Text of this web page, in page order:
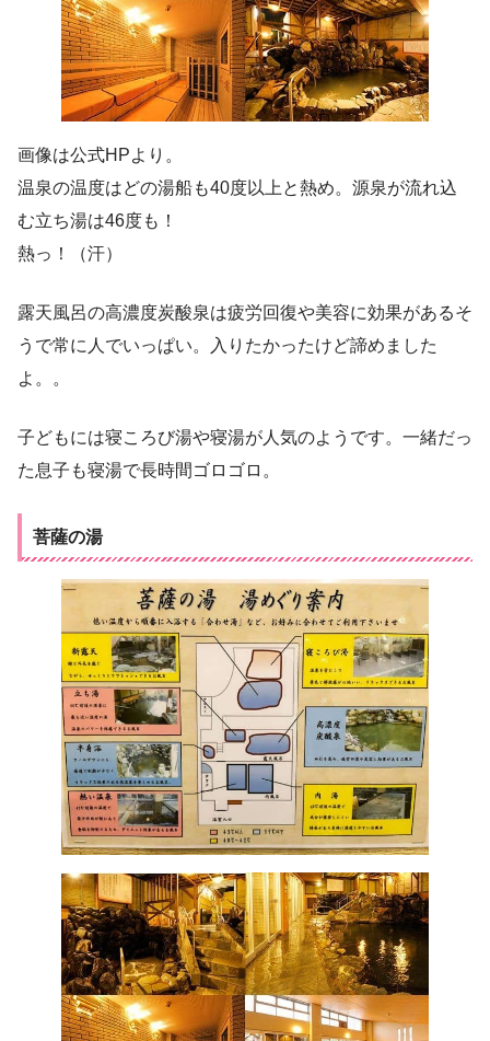
画像は公式HPより。
温泉の温度はどの湯船も40度以上と熱め。源泉が流れ込
む立ち湯は46度も！
熱っ！（汗）
露天風呂の高濃度炭酸泉は疲労回復や美容に効果があるそ
うで常に人でいっぱい。入りたかったけど諦めました
よ。。
子どもには寝ころび湯や寝湯が人気のようです。一緒だっ
た息子も寝湯で長時間ゴロゴロ。
菩薩の湯